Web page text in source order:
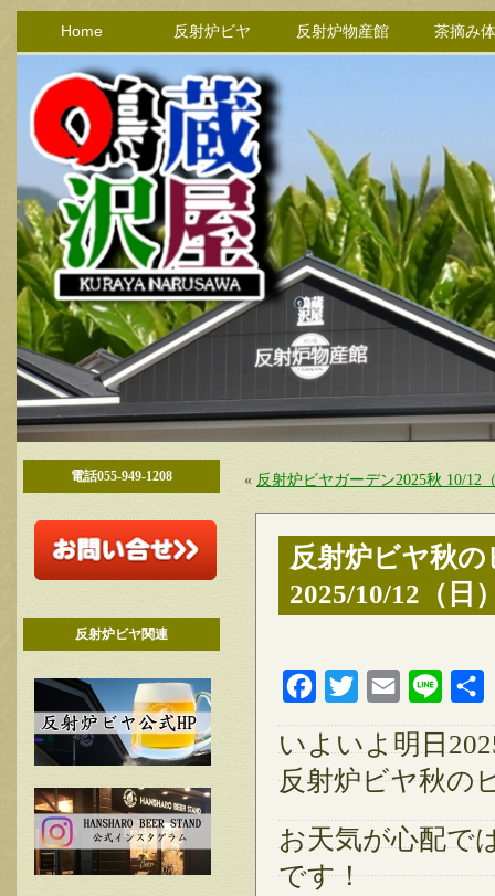
Home 反射炉ビヤ 反射炉物産館 茶摘み
電話055-949-1208
反射炉ビヤ関連
« 反射炉ビヤガーデン2025秋 10/12
反射炉ビヤ秋
2025/10/12（日
FacebookTwitter Email Line
いよいよ明日
反射炉ビヤ秋の
お天気が心配で
です！